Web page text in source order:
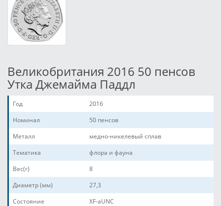
Великобритания 2016 50 пенсов
Утка Джемайма Паддл
Год
2016
Номинал
50 пенсов
Металл
медно-никелевый сплав
Тематика
флора и фауна
Вес(г)
8
Диаметр (мм)
27,3
Состояние
XF-aUNC